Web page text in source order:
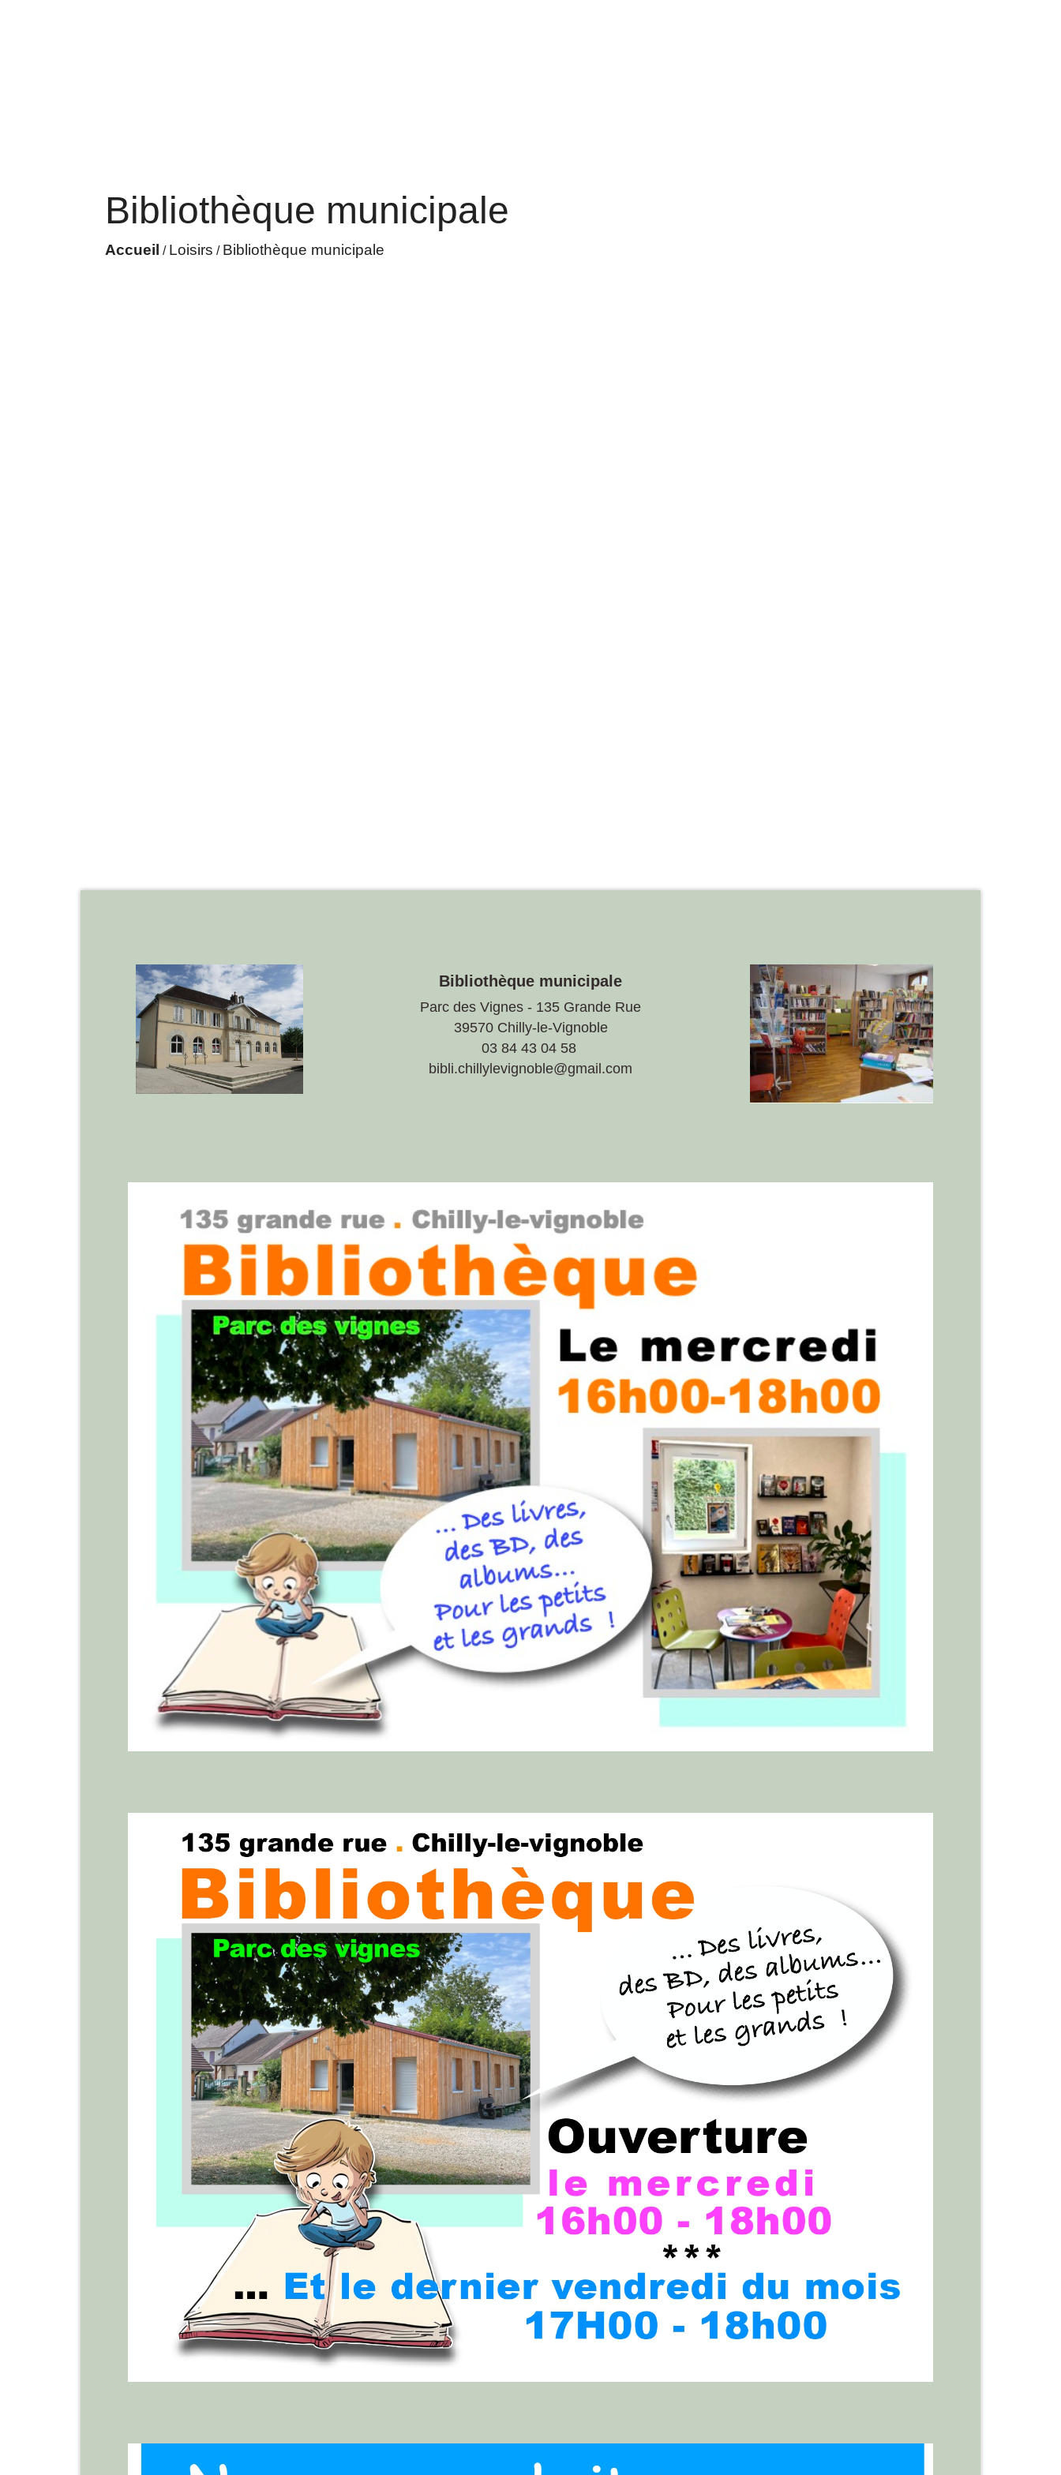
Bibliothèque municipale
Accueil / Loisirs / Bibliothèque municipale
Bibliothèque municipale
Parc des Vignes - 135 Grande Rue
39570 Chilly-le-Vignoble
03 84 43 04 58
bibli.chillylevignoble@gmail.com